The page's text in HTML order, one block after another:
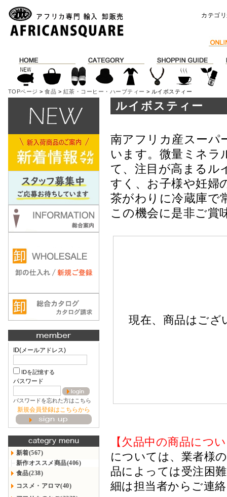
カテゴ
TOPページ >食品 > 紅茶・コーヒー・ハーブティー > ルイボスティー
ID(メールアドレス)
IDを記憶する
パスワード
パスワードを忘れた方はこちら
新規会員登録はこちらから
新着(567)
新作オススメ商品(406)
食品(238)
コスメ・アロマ(40)
ルイボスティー
南アフリカ産スーパ
います。微量ミネラ
て、注目が高まるル
すく、お子様や妊婦
茶がわりに冷蔵庫で
この機会に是非ご賞
現在、商品はござ
【欠品中の商品につ
については、業者様
品によっては受注困
細は担当者からご連